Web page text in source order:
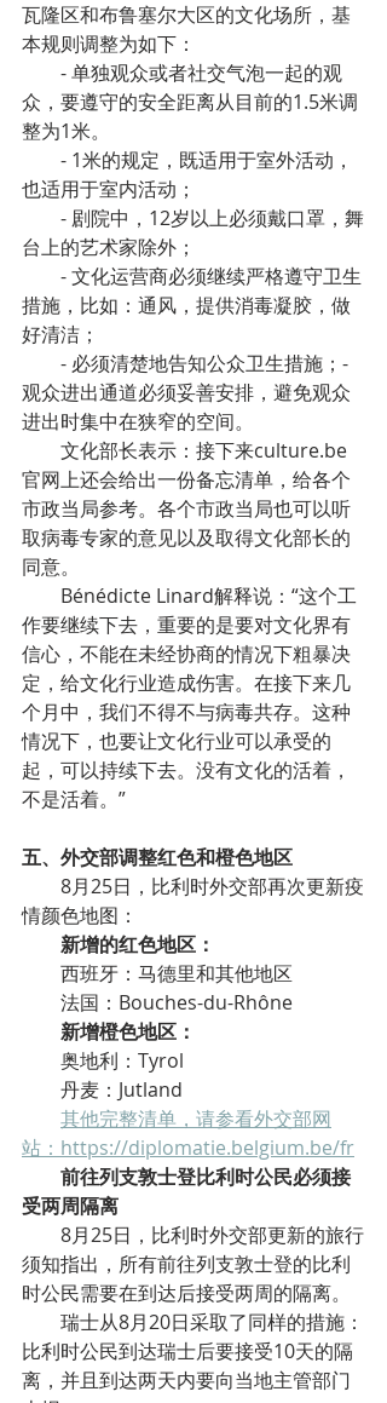
瓦隆区和布鲁塞尔大区的文化场所，基
本规则调整为如下：
- 单独观众或者社交气泡一起的观
众，要遵守的安全距离从目前的1.5米调
整为1米。
- 1米的规定，既适用于室外活动，
也适用于室内活动；
- 剧院中，12岁以上必须戴口罩，舞
台上的艺术家除外；
- 文化运营商必须继续严格遵守卫生
措施，比如：通风，提供消毒凝胶，做
好清洁；
- 必须清楚地告知公众卫生措施；-
观众进出通道必须妥善安排，避免观众
进出时集中在狭窄的空间。
文化部长表示：接下来culture.be
官网上还会给出一份备忘清单，给各个
市政当局参考。各个市政当局也可以听
取病毒专家的意见以及取得文化部长的
同意。
Bénédicte Linard解释说：“这个工
作要继续下去，重要的是要对文化界有
信心，不能在未经协商的情况下粗暴决
定，给文化行业造成伤害。在接下来几
个月中，我们不得不与病毒共存。这种
情况下，也要让文化行业可以承受的
起，可以持续下去。没有文化的活着，
不是活着。”
五、外交部调整红色和橙色地区
8月25日，比利时外交部再次更新疫
情颜色地图：
新增的红色地区：
西班牙：马德里和其他地区
法国：Bouches-du-Rhône
新增橙色地区：
奥地利：Tyrol
丹麦：Jutland
其他完整清单，请参看外交部网
站：https://diplomatie.belgium.be/fr
前往列支敦士登比利时公民必须接
受两周隔离
8月25日，比利时外交部更新的旅行
须知指出，所有前往列支敦士登的比利
时公民需要在到达后接受两周的隔离。
瑞士从8月20日采取了同样的措施：
比利时公民到达瑞士后要接受10天的隔
离，并且到达两天内要向当地主管部门